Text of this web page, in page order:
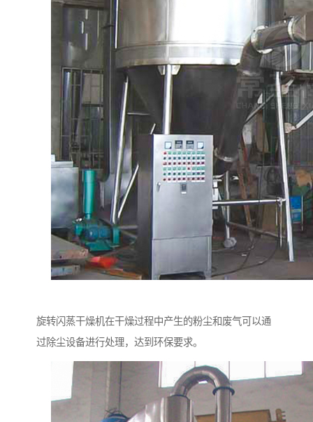
旋转闪蒸干燥机在干燥过程中产生的粉尘和废气可以通
过除尘设备进行处理，达到环保要求。